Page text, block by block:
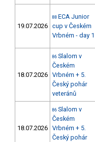
19.07.2026
88 ECA Junior
cup v Českém
Vrbném - day 1
18.07.2026
86 Slalom v
Českém
Vrbném + 5.
Český pohár
veteránů
18.07.2026
86 Slalom v
Českém
Vrbném + 5.
Český pohár